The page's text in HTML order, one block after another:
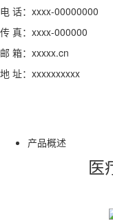
电 话：xxxx-00000000
传 真：xxxx-000000
邮 箱：xxxxx.cn
地 址：xxxxxxxxxx
产品概述
医